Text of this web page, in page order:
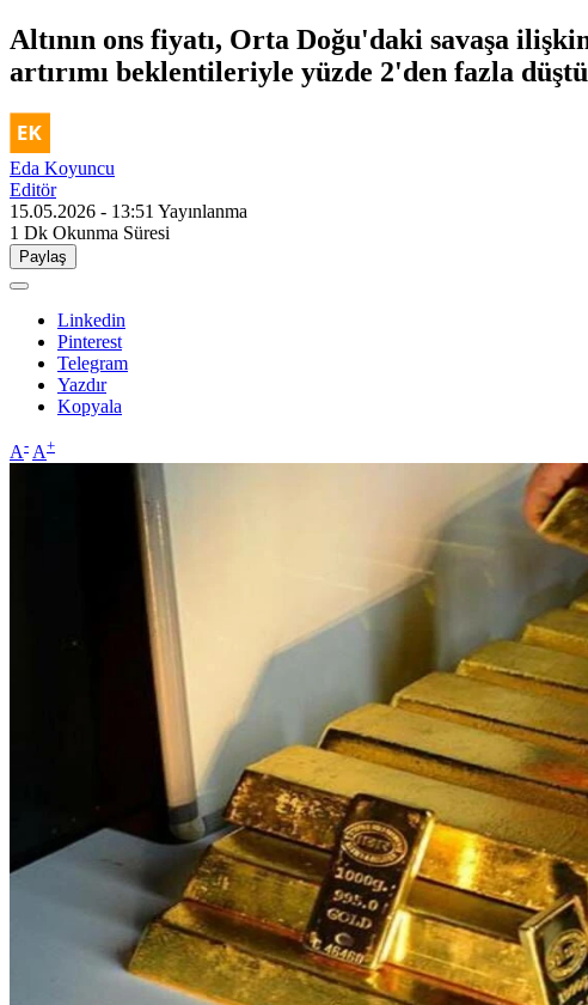
Altının ons fiyatı, Orta Doğu'daki savaşa
artırımı beklentileriyle yüzde 2'den fazla
Eda Koyuncu
Editör
15.05.2026 - 13:51 Yayınlanma
1 Dk Okunma Süresi
Paylaş
Linkedin
Pinterest
Telegram
Yazdır
Kopyala
A- A+